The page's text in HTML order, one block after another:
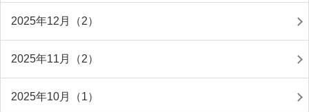
2025年12月（2）
2025年11月（2）
2025年10月（1）